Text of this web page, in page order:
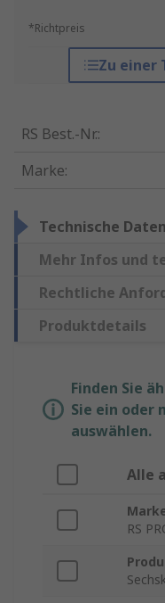
*Richtpreis
Zu einer
RS Best.-Nr.:
Marke:
Technische Daten
Mehr Infos und
Rechtliche
Produktdetails
Finden Sie
Sie ein oder
auswählen.
Alle
RS